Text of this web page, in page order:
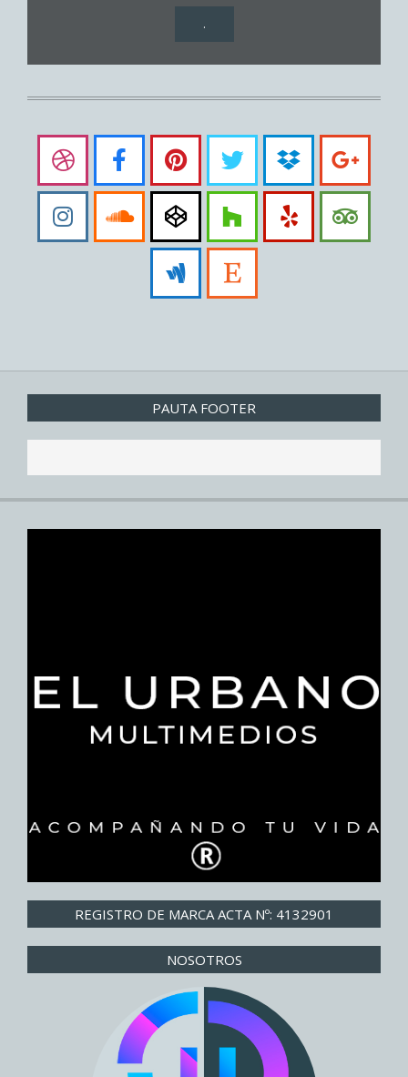
.
PAUTA FOOTER
REGISTRO DE MARCA ACTA Nº: 4132901
NOSOTROS